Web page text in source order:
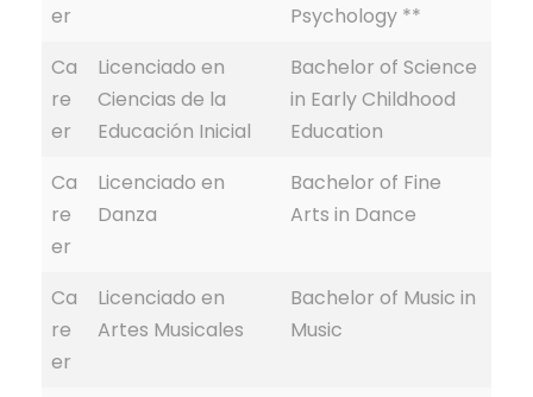
er
Psychology **
Ca
re
er
Licenciado en
Ciencias de la
Educación Inicial
Bachelor of Science
in Early Childhood
Education
Ca
re
er
Licenciado en
Danza
Bachelor of Fine
Arts in Dance
Ca
re
er
Licenciado en
Artes Musicales
Bachelor of Music in
Music